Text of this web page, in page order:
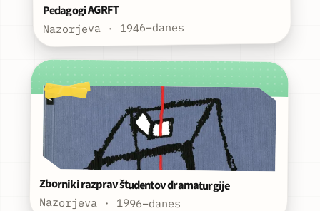
Pedagogi AGRFT
Nazorjeva · 1946–danes
Zborniki razprav študentov dramaturgije
Nazorjeva · 1996–danes